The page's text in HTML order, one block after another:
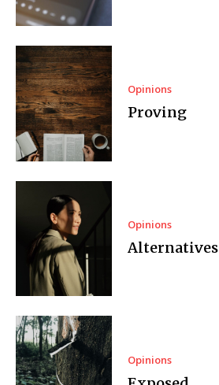
Opinions
Proving
Opinions
Alternatives
Opinions